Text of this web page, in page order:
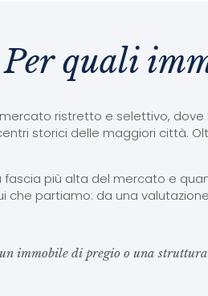
Per quali
ristretto e selettivo,
storici delle maggiori città.
fascia più alta del mercato e
partiamo: da una
un immobile di pregio o una